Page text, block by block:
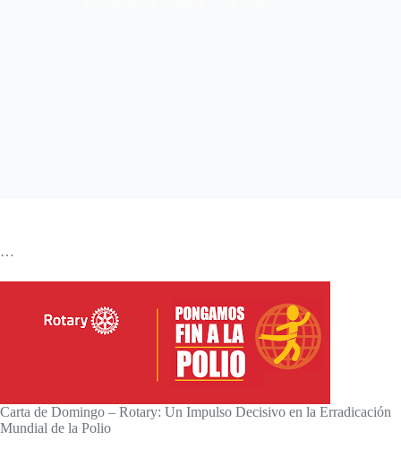
…
Carta de Domingo – Rotary: Un Impulso Decisivo en la Erradicación
Mundial de la Polio